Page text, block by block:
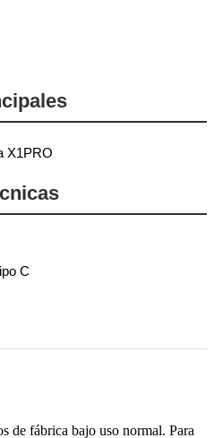
X1PRO
C
de fábrica bajo uso normal. Para